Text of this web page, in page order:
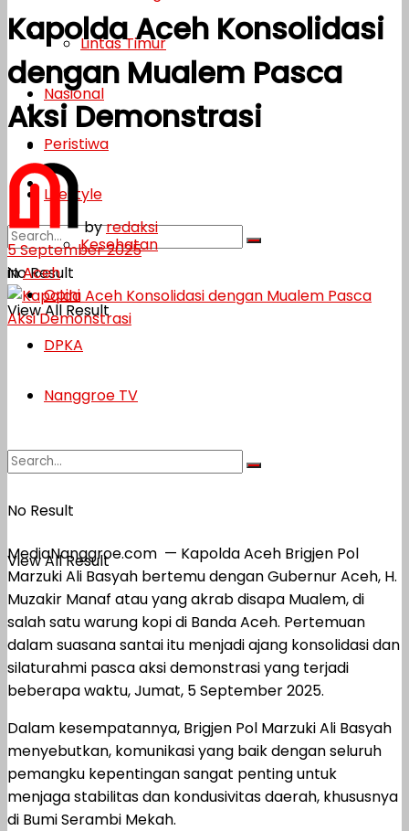
Lifestyle
Kesehatan
Opini
DPKA
Nanggroe TV
No Result
View All Result
Lintas Timur
Nasional
Peristiwa
Lifestyle
Kesehatan
Opini
DPKA
Nanggroe TV
No Result
View All Result
Kapolda Aceh Konsolidasi
dengan Mualem Pasca
Aksi Demonstrasi
byredaksi
5 September 2025
inAceh
MediaNanggroe.com — Kapolda Aceh Brigjen Pol
Marzuki Ali Basyah bertemu dengan Gubernur Aceh, H.
Muzakir Manaf atau yang akrab disapa Mualem, di
salah satu warung kopi di Banda Aceh. Pertemuan
dalam suasana santai itu menjadi ajang konsolidasi dan
silaturahmi pasca aksi demonstrasi yang terjadi
beberapa waktu, Jumat, 5 September 2025.
Dalam kesempatannya, Brigjen Pol Marzuki Ali Basyah
menyebutkan, komunikasi yang baik dengan seluruh
pemangku kepentingan sangat penting untuk
menjaga stabilitas dan kondusivitas daerah, khususnya
di Bumi Serambi Mekah.